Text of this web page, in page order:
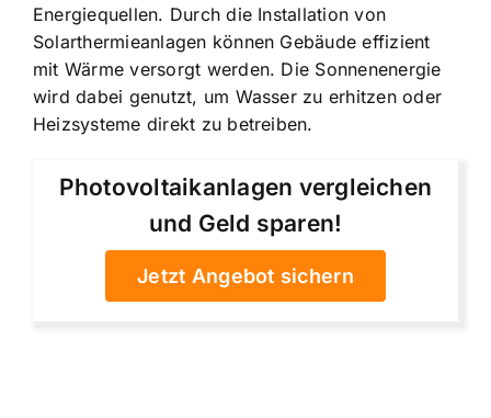
Energiequellen. Durch die Installation von
Solarthermieanlagen können Gebäude effizient
mit Wärme versorgt werden. Die Sonnenenergie
wird dabei genutzt, um Wasser zu erhitzen oder
Heizsysteme direkt zu betreiben.
Photovoltaikanlagen vergleichen
und Geld sparen!
Jetzt Angebot sichern